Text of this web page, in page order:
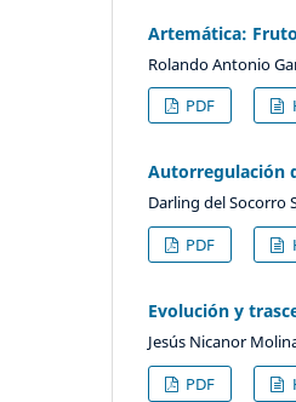
Artemática:
Rolando Antonio
PDF
Autorregulación
Darling del Socorro
PDF
Evolución y
Jesús Nicanor
PDF